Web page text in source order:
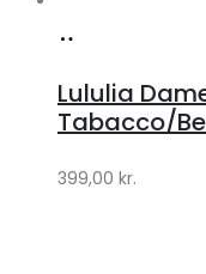
Lululia
Tabacco/
399,00 kr.